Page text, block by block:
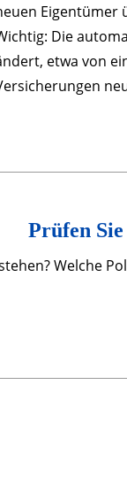
Eigentümer
Die
etwa von
Prüfen
Welche